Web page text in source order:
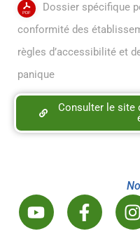
Dossier spécifique
conformité des
règles d’accessibilité et
panique
Consulter le site